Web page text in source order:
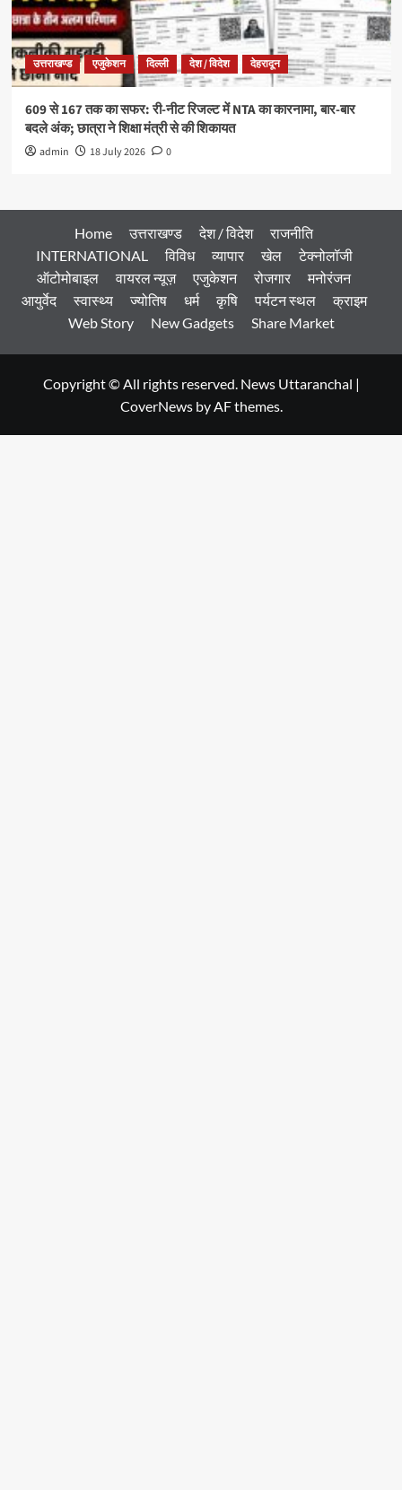
उत्तराखण्ड एजुकेशन दिल्ली देश / विदेश देहरादून
609 से 167 तक का सफर: री-नीट रिजल्ट में NTA का कारनामा, बार-बार
बदले अंक; छात्रा ने शिक्षा मंत्री से की शिकायत
admin 18 July 2026 0
Home उत्तराखण्ड देश / विदेश
राजनीति
INTERNATIONAL
विविध व्यापार खेल
टेक्नोलॉजी
ऑटोमोबाइल
वायरल न्यूज़ एजुकेशन रोजगार
मनोरंजन
आयुर्वेद
स्वास्थ्य ज्योतिष धर्म कृषि पर्यटन स्थल
क्राइम
Web Story
New Gadgets Share Market
Copyright © All rights reserved. News Uttaranchal |
CoverNewsby AF themes.